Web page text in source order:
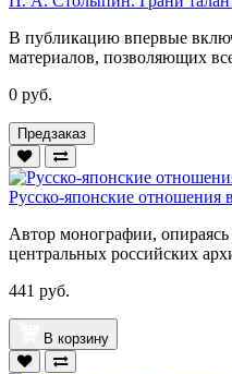
В публикацию впервые
материалов, позволяющих
0 руб.
Предзаказ
Русско-японские
Автор монографии,
центральных российских
441 руб.
В корзину